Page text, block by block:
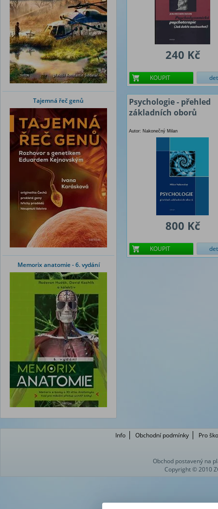
Tajemná řeč genů
Memorix anatomie - 6. vydání
240 Kč
KOUPIT
Psychologie - přehled
základních oborů
Autor: Nakonečný Milan
800 Kč
KOUPIT
Info Obchodní podmínky Pro
Obchod postavený na
Copyright © 2010